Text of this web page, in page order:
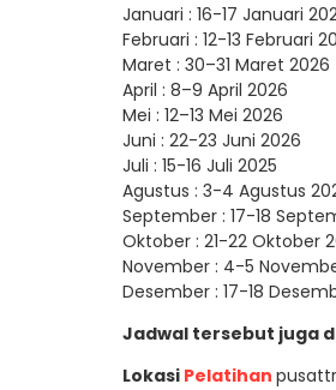
Januari : 16-17 Januari
Februari : 12-13 Februari
Maret : 30–31 Maret 2026
April : 8–9 April 2026
Mei : 12–13 Mei 2026
Juni : 22-23 Juni 2026
Juli : 15-16 Juli 2025
Agustus : 3-4 Agustus
September : 17-18
Oktober : 21-22 Oktober
November : 4-5
Desember : 17-18
Jadwal tersebut juga
Lokasi Pelatihan